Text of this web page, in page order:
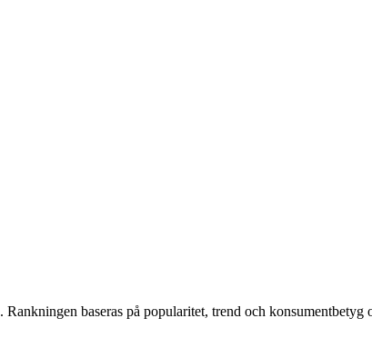
. Rankningen baseras på popularitet, trend och konsumentbetyg